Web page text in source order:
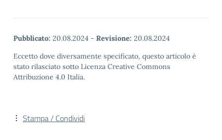
Pubblicato: 20.08.2024 - Revisione: 20.08.2024
Eccetto dove diversamente specificato, questo articolo è
stato rilasciato sotto Licenza Creative Commons
Attribuzione 4.0 Italia.
Stampa / Condividi